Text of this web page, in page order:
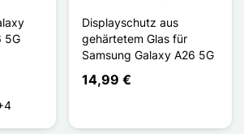
5G
Displayschutz aus
gehärtetem Glas für
Samsung Galaxy A26 5G
14,99 €